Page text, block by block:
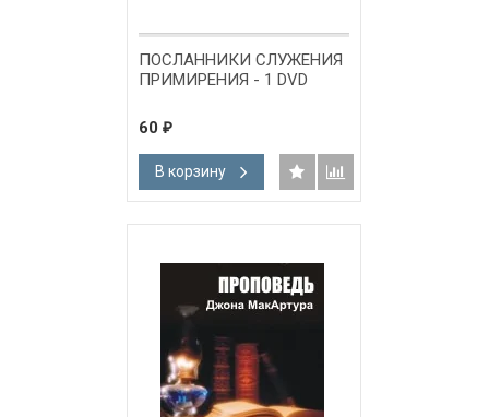
ПОСЛАННИКИ СЛУЖЕНИЯ
ПРИМИРЕНИЯ - 1 DVD
60 ₽
В корзину